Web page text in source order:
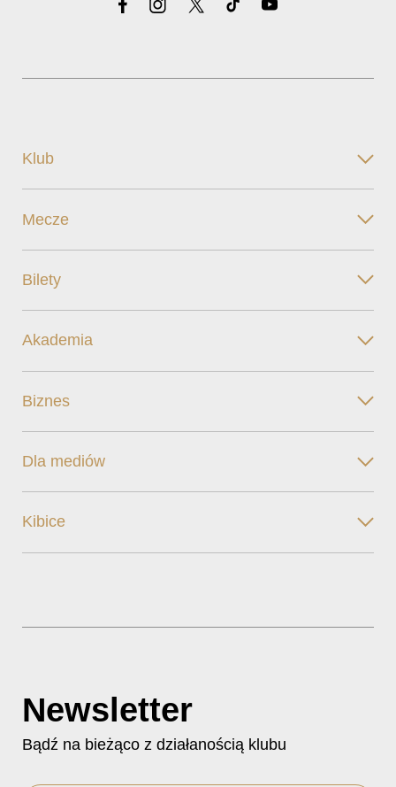
Klub
Mecze
Bilety
Akademia
Biznes
Dla mediów
Kibice
Newsletter
Bądź na bieżąco z działanością klubu